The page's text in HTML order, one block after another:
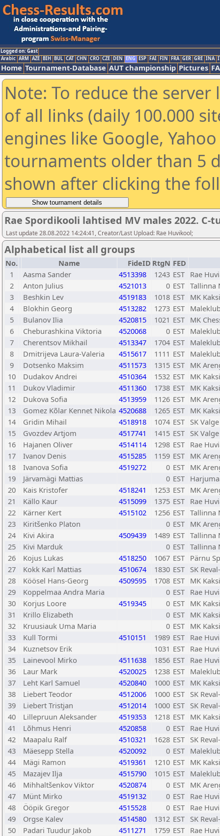
Logged on: Gast
Arabic ARM AZE BIH BUL CAT CHN CRO CZE DEN ENG ESP FAI FIN FRA GER GRE INA
Home Tournament-Database AUT championship Pictures
Note: To reduce the
of all links (daily 100.000
engines like Google,
tournaments older than 5
shown after clicking the
Rae Spordikooli lahtised MV males 2022. C-
Last update 28.08.2022 14:24:41, Creator/Last Upload: Rae Huvikool;
Alphabetical list all groups
No. Name FideID RtgN FED
1
Aasma Sander 4513398 1243 EST Rae
2
Anton Julius 4521013 0 EST Tallinna
3
Beshkin Lev 4519183 1018 EST MK
4
Blokhin Georg 4513282 1273 EST
5
Bulanov Ilia 4520815 1021 EST MK
6
Cheburashkina Viktoria 4520068 0 EST
7
Cherentsov Mikhail 4513347 1704 EST
8
Dmitrijeva Laura-Valeria 4515617 1111 EST
9
Dotsenko Maksim 4511573 1315 EST MK
10
Dudakov Andrei 4510364 1532 EST MK
11
Dukov Vladimir 4511360 1738 EST MK
12
Dukova Sofia 4513959 1126 EST MK
13
Gomez Kõlar Kennet Nikola 4520688 1265 EST MK
14
Gridin Mihail 4518918 1074 EST SK
15
Gvozdev Artjom 4517741 1415 EST SK
16
Hajanen Oliver 4514114 1298 EST Rae
17
Ivanov Denis 4515285 1159 EST MK
18
Ivanova Sofia 4519272 0 EST MK
19
Järvamägi Mattias 0 EST
20
Kais Kristofer 4518241 1253 EST MK
21
Källo Kaur 4515099 1375 EST Rae
22
Kärner Kert 4515102 1256 EST Tallinna
23
Kiritšenko Platon 0 EST MK
24
Kivi Akira 4509439 1489 EST Tallinna
25
Kivi Marduk 0 EST Tallinna
26
Kojus Lukas 4518250 1067 EST Pärnu
27
Kokk Karl Mattias 4510674 1830 EST SK
28
Köösel Hans-Georg 4509595 1708 EST MK
29
Koppelmaa Andra Maria 0 EST Rae
30
Korjus Loore 4519345 0 EST MK
31
Krillo Elizabeth 0 EST MK
32
Kruusiauk Uma Maria 0 EST MK
33
Kull Tormi 4510151 1989 EST Rae
34
Kuznetsov Erik 1031 EST Rae
35
Lainevool Mirko 4511638 1856 EST Rae
36
Laur Mark 4520025 1238 EST
37
Leht Karl Samuel 4520840 1000 EST MK
38
Liebert Teodor 4512006 1000 EST SK
39
Liebert Tristjan 4512014 1000 EST SK
40
Lillepruun Aleksander 4519353 1218 EST MK
41
Lõhmus Henri 4520858 0 EST Rae
42
Maapalu Ralf 4510321 1628 EST SK
43
Mäesepp Stella 4520092 0 EST
44
Mägi Ramon 4519361 1210 EST MK
45
Mazajev Ilja 4515790 1015 EST
46
Mihhaltšenkov Viktor 4520874 0 EST MK
47
Münt Mirko 4519132 0 EST Rae
48
Ööpik Gregor 4515528 0 EST Rae
49
Orgse Kalev 4514580 1312 EST SK
50
Padari Tuudur Jakob 4511271 1759 EST Rae